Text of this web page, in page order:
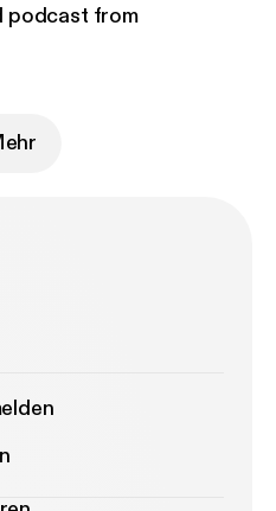
podcast from